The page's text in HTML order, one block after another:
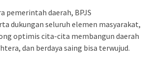
pemerintah daerah, BPJS
dukungan seluruh elemen masyarakat,
optimis cita-cita membangun daerah
dan berdaya saing bisa terwujud.